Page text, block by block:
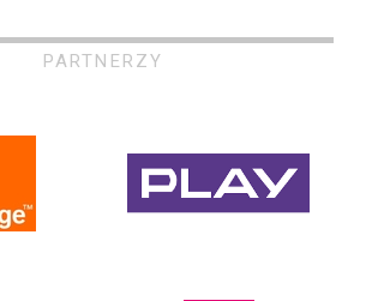
PARTNERZY